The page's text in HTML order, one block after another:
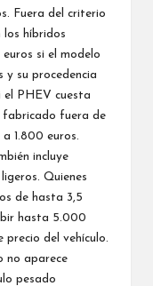
Fuera del criterio
los híbridos
si el modelo
y su procedencia
el PHEV cuesta
fuera de
1.800 euros.
incluye
Quienes
de hasta 3,5
hasta 5.000
precio del vehículo.
no aparece
pesado